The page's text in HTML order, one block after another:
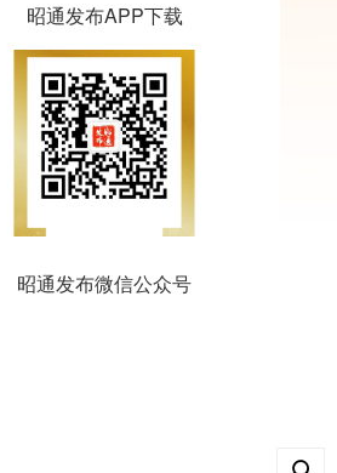
昭通发布APP下载
昭通发布微信公众号